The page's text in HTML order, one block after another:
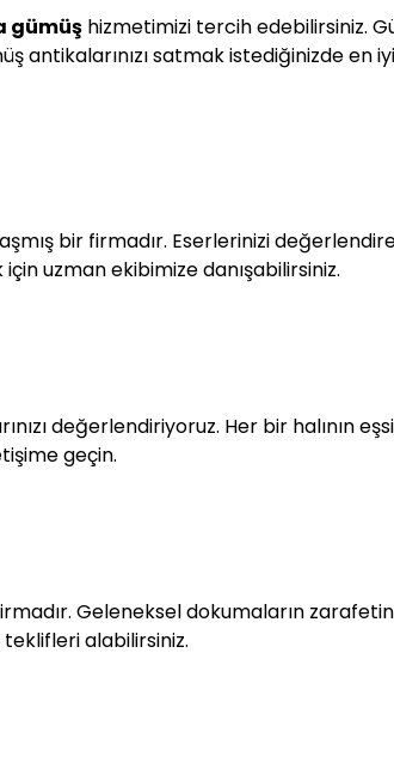
gümüş hizmetimizi tercih edebilirsiniz.
antikalarınızı satmak istediğinizde en
bir firmadır. Eserlerinizi
uzman ekibimize danışabilirsiniz.
değerlendiriyoruz. Her bir halının
geçin.
Geleneksel dokumaların
alabilirsiniz.